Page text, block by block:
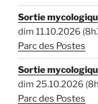
Sortie
dim 11.10.2026
Parc des Postes
Sortie
dim 25.10.2026
Parc des Postes